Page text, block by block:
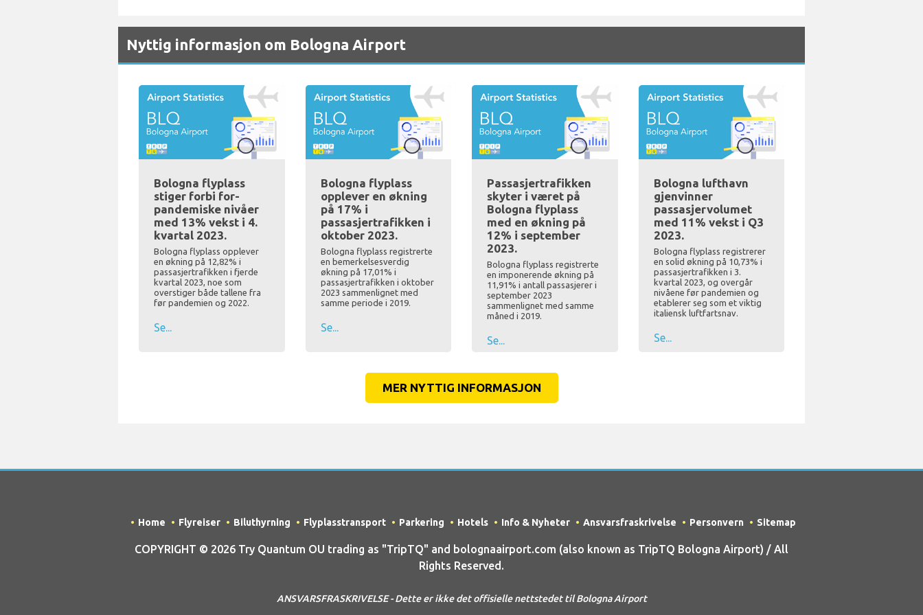
Nyttig informasjon om Bologna Airport
Bologna flyplass
stiger forbi for-
pandemiske nivåer
med 13% vekst i 4.
kvartal 2023.
Bologna flyplass opplever
en økning på 12,82% i
passasjertrafikken i fjerde
kvartal 2023, noe som
overstiger både tallene fra
før pandemien og 2022.
Se...
Bologna flyplass
opplever en økning
på 17% i
passasjertrafikken i
oktober 2023.
Bologna flyplass registrerte
en bemerkelsesverdig
økning på 17,01% i
passasjertrafikken i oktober
2023 sammenlignet med
samme periode i 2019.
Se...
Passasjertrafikken
skyter i været på
Bologna flyplass
med en økning på
12% i september
2023.
Bologna flyplass registrerte
en imponerende økning på
11,91% i antall passasjerer i
september 2023
sammenlignet med samme
måned i 2019.
Se...
Bologna lufthavn
gjenvinner
passasjervolumet
med 11% vekst i Q3
2023.
Bologna flyplass registrerer
en solid økning på 10,73% i
passasjertrafikken i 3.
kvartal 2023, og overgår
nivåene før pandemien og
etablerer seg som et viktig
italiensk luftfartsnav.
Se...
MER NYTTIG INFORMASJON
Home Flyreiser Biluthyrning Flyplasstransport Parkering Hotels Info & Nyheter Ansvarsfraskrivelse Personvern Sitemap
COPYRIGHT © 2026 Try Quantum OU trading as "TripTQ" and bolognaairport.com (also known as TripTQ Bologna Airport) / All
Rights Reserved.
ANSVARSFRASKRIVELSE - Dette er ikke det offisielle nettstedet til Bologna Airport